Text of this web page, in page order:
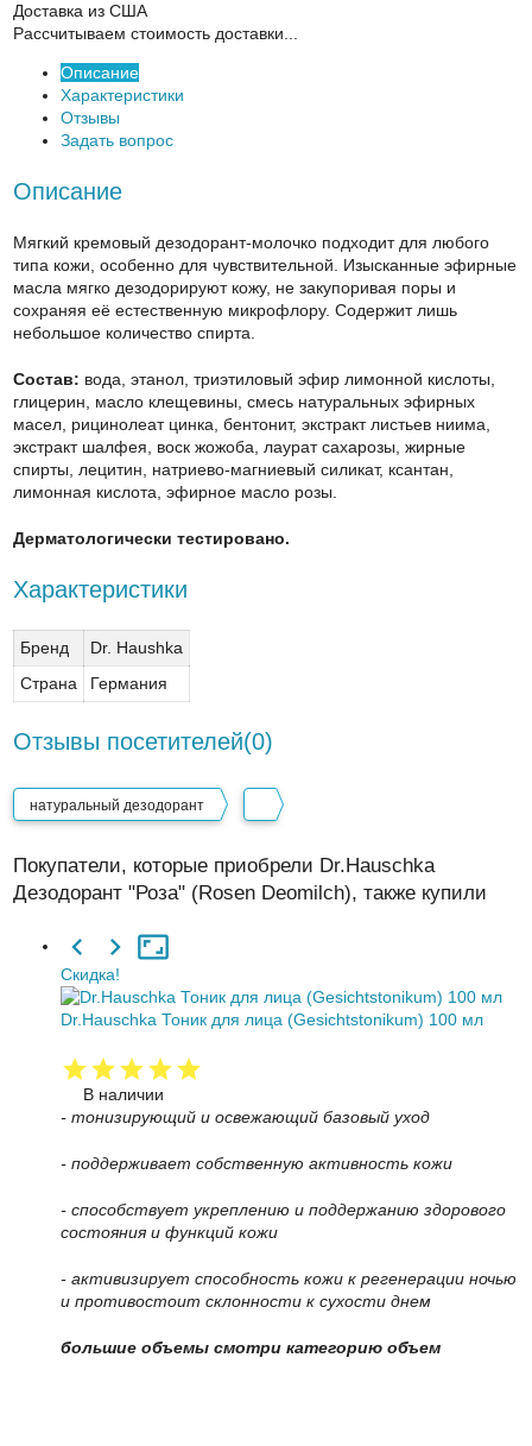
Доставка из США
Рассчитываем стоимость доставки...
Описание
Характеристики
Отзывы
Задать вопрос
Описание
Мягкий кремовый дезодорант-молочко подходит для любого
типа кожи, особенно для чувствительной. Изысканные эфирные
масла мягко дезодорируют кожу, не закупоривая поры и
сохраняя её естественную микрофлору. Содержит лишь
небольшое количество спирта.
Состав: вода, этанол, триэтиловый эфир лимонной кислоты,
глицерин, масло клещевины, смесь натуральных эфирных
масел, рицинолеат цинка, бентонит, экстракт листьев ниима,
экстракт шалфея, воск жожоба, лаурат сахарозы, жирные
спирты, лецитин, натриево-магниевый силикат, ксантан,
лимонная кислота, эфирное масло розы.
Дерматологически тестировано.
Характеристики
Бренд
Dr. Haushka
Страна
Германия
Отзывы посетителей(0)
натуральный дезодорант
Покупатели, которые приобрели Dr.Hauschka
Дезодорант "Роза" (Rosen Deomilch), также купили
Скидка!
Dr.Hauschka Тоник для лица (Gesichtstonikum) 100 мл
В наличии
- тонизирующий и освежающий базовый уход
- поддерживает собственную активность кожи
- способствует укреплению и поддержанию здорового
состояния и функций кожи
- активизирует способность кожи к регенерации ночью
и противостоит склонности к сухости днем
большие объемы смотри категорию объем